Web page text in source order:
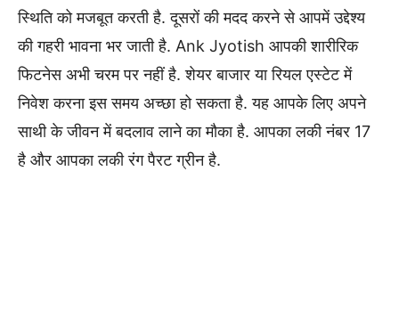
स्थिति को मजबूत करती है. दूसरों की मदद करने से आपमें उद्देश्य
की गहरी भावना भर जाती है. Ank Jyotish आपकी शारीरिक
फिटनेस अभी चरम पर नहीं है. शेयर बाजार या रियल एस्टेट में
निवेश करना इस समय अच्छा हो सकता है. यह आपके लिए अपने
साथी के जीवन में बदलाव लाने का मौका है. आपका लकी नंबर 17
है और आपका लकी रंग पैरट ग्रीन है.